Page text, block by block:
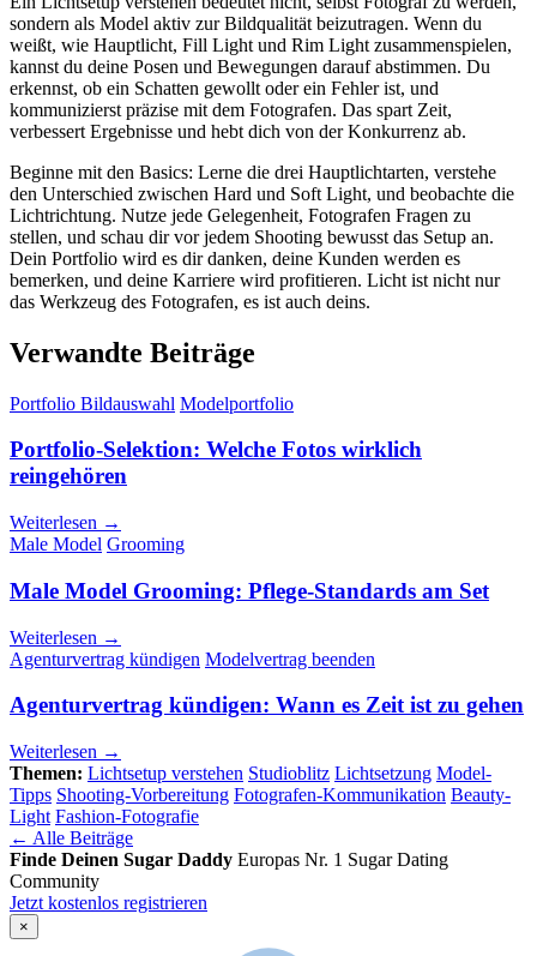
sondern als Model aktiv zur Bildqualität beizutragen. Wenn du
weißt, wie Hauptlicht, Fill Light und Rim Light zusammenspielen,
kannst du deine Posen und Bewegungen darauf abstimmen. Du
erkennst, ob ein Schatten gewollt oder ein Fehler ist, und
kommunizierst präzise mit dem Fotografen. Das spart Zeit,
verbessert Ergebnisse und hebt dich von der Konkurrenz ab.
Beginne mit den Basics: Lerne die drei Hauptlichtarten, verstehe
den Unterschied zwischen Hard und Soft Light, und beobachte die
Lichtrichtung. Nutze jede Gelegenheit, Fotografen Fragen zu
stellen, und schau dir vor jedem Shooting bewusst das Setup an.
Dein Portfolio wird es dir danken, deine Kunden werden es
bemerken, und deine Karriere wird profitieren. Licht ist nicht nur
das Werkzeug des Fotografen, es ist auch deins.
Verwandte Beiträge
Portfolio Bildauswahl Modelportfolio
Portfolio-Selektion: Welche Fotos wirklich
reingehören
Weiterlesen →
Male Model Grooming
Male Model Grooming: Pflege-Standards am Set
Weiterlesen →
Agenturvertrag kündigen Modelvertrag beenden
Agenturvertrag kündigen: Wann es Zeit ist zu gehen
Weiterlesen →
Themen: Lichtsetup verstehen Studioblitz Lichtsetzung Model-
Tipps Shooting-Vorbereitung Fotografen-Kommunikation Beauty-
Light Fashion-Fotografie
← Alle Beiträge
Finde Deinen Sugar Daddy Europas Nr. 1 Sugar Dating
Community
Jetzt kostenlos registrieren
×